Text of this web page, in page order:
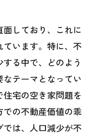
しており、これに
います。特に、不
る中で、どのよう
テーマとなってい
宅の空き家問題を
の不動産価値の乖
は、人口減少が不